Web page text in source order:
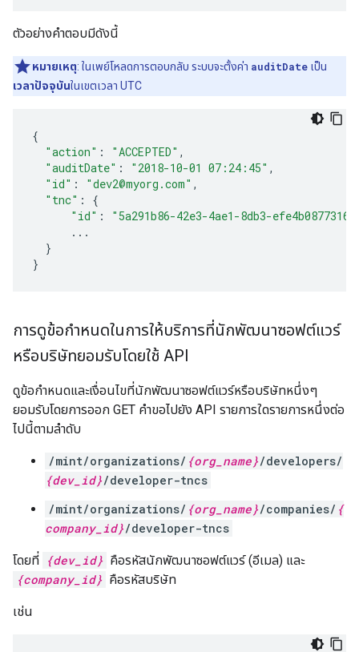
ตัวอย่างคําตอบมีดังนี้
หมายเหตุ: ในเพย์โหลดการตอบกลับ ระบบจะตั้งค่า auditDate เป็น
เวลาปัจจุบันในเขตเวลา UTC
{
"action" : "ACCEPTED" ,
"auditDate" : "2018-10-01 07:24:45" ,
"id" : "dev2@myorg.com" ,
"tnc" :
{
"id" : "5a291b86-42e3-4ae1-8db3-efe4b0877316"
...
}
}
การดูข้อกำหนดในการให้บริการที่นักพัฒนาซอฟต์แวร์
หรือบริษัทยอมรับโดยใช้ API
ดูข้อกำหนดและเงื่อนไขที่นักพัฒนาซอฟต์แวร์หรือบริษัทหนึ่งๆ
ยอมรับโดยการออก GET คำขอไปยัง API รายการใดรายการหนึ่งต่อ
ไปนี้ตามลำดับ
/mint/organizations/ {org_name}/developers/
{dev_id}/developer-tncs
/mint/organizations/ {org_name}/companies/ {
company_id}/developer-tncs
โดยที่ {dev_id} คือรหัสนักพัฒนาซอฟต์แวร์ (อีเมล) และ
{company_id} คือรหัสบริษัท
เช่น